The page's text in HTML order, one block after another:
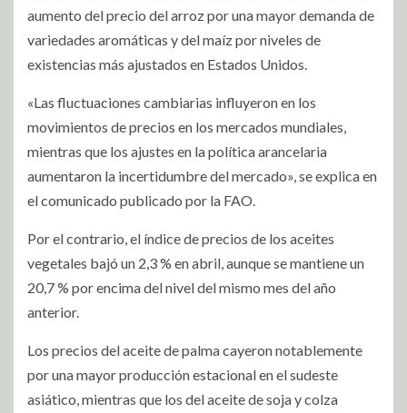
aumento del precio del arroz por una mayor demanda de
variedades aromáticas y del maíz por niveles de
existencias más ajustados en Estados Unidos.
«Las fluctuaciones cambiarias influyeron en los
movimientos de precios en los mercados mundiales,
mientras que los ajustes en la política arancelaria
aumentaron la incertidumbre del mercado», se explica en
el comunicado publicado por la FAO.
Por el contrario, el índice de precios de los aceites
vegetales bajó un 2,3 % en abril, aunque se mantiene un
20,7 % por encima del nivel del mismo mes del año
anterior.
Los precios del aceite de palma cayeron notablemente
por una mayor producción estacional en el sudeste
asiático, mientras que los del aceite de soja y colza